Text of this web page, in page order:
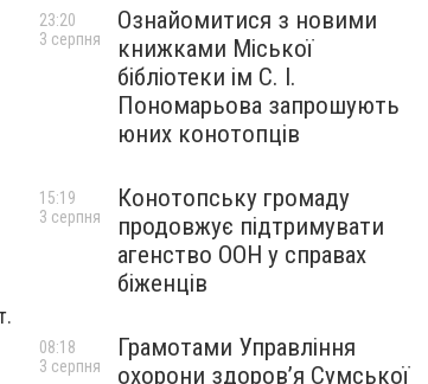
Ознайомитися з новими
книжками Міської
бібліотеки ім С. І.
Пономарьова запрошують
юних конотопців
23:20
3 серпня
Конотопську громаду
продовжує підтримувати
агенство ООН у справах
біженців
15:19
3 серпня
Грамотами Управління
охорони здоров’я Сумської
08:18
3 серпня